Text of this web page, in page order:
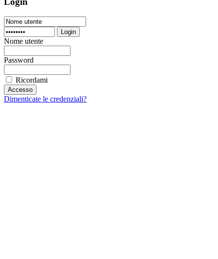
Login
Nome utente
Password
Ricordami
Dimenticate le credenziali?